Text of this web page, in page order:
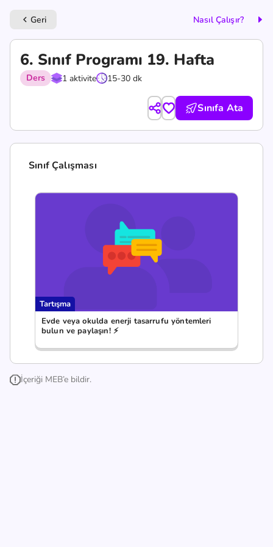
keyboard_arrow_left Geri Nasıl Çalışır?
6. Sınıf Programı 19. Hafta
Ders 1 aktivite 15-30 dk
Sınıfa Ata
Sınıf Çalışması
Tartışma
Evde veya okulda enerji tasarrufu yöntemleri
bulun ve paylaşın! ⚡
İçeriği MEB’e bildir.